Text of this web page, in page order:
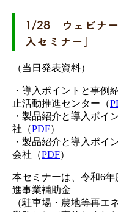
1/28 ウェビナ
入セミナー」
（当日発表資料）
・導入ポイントと
止活動推進センター（
・製品紹介と導入ポ
社（PDF）
・製品紹介と導入ポ
会社（PDF）
本セミナーは、令和6
進事業補助金
（駐車場・農地等再エ